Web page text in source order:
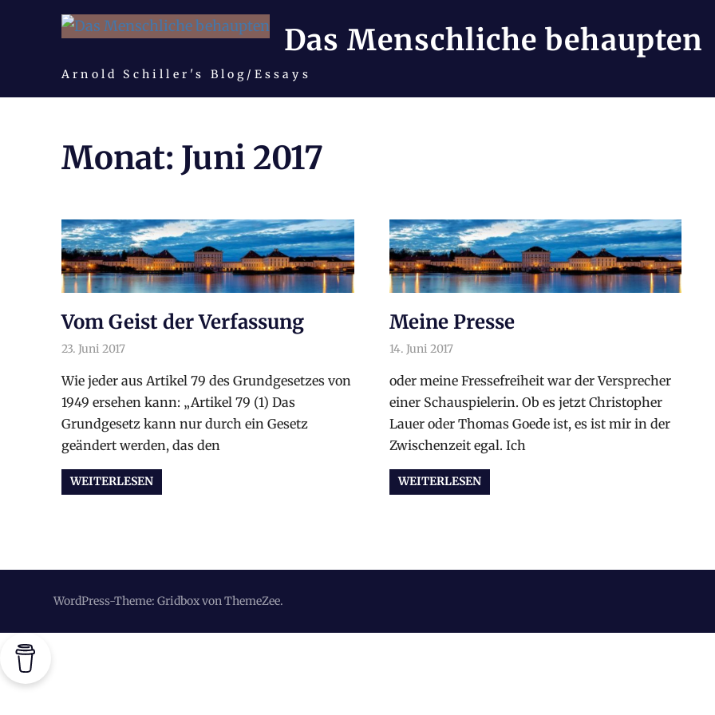
Das Menschliche behaupten
Arnold Schiller's Blog/Essays
Monat: Juni 2017
Vom Geist der Verfassung
23. Juni 2017
Wie jeder aus Artikel 79 des Grundgesetzes von
1949 ersehen kann: „Artikel 79 (1) Das
Grundgesetz kann nur durch ein Gesetz
geändert werden, das den
WEITERLESEN
Meine Presse
14. Juni 2017arnoldschiller
Allgemein
oder meine Fressefreiheit war der Versprecher
einer Schauspielerin. Ob es jetzt Christopher
Lauer oder Thomas Goede ist, es ist mir in der
Zwischenzeit egal. Ich
WEITERLESEN
WordPress-Theme: Gridbox von ThemeZee.